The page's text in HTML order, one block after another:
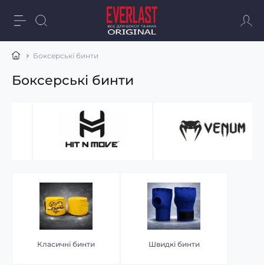
Боксерські бинти
Боксерські бинти
Класичні бинти Швидкі бинти